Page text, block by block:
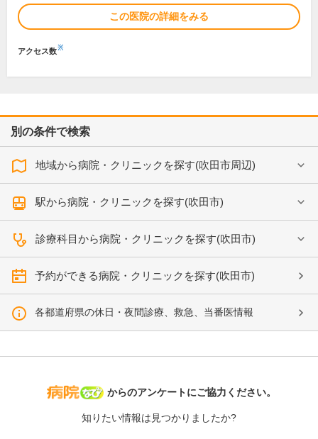
この医院の詳細をみる
アクセス数※
別の条件で検索
地域から病院・クリニックを探す(吹田市周辺)
駅から病院・クリニックを探す(吹田市)
診療科目から病院・クリニックを探す(吹田市)
予約ができる病院・クリニックを探す(吹田市)
各都道府県の休日・夜間診療、救急、当番医情報
病院なび
からのアンケートにご協力ください。
知りたい情報は見つかりましたか?